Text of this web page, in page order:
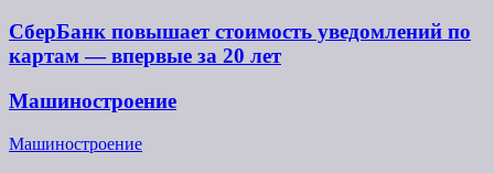
СберБанк повышает стоимость уведомлений по
картам — впервые за 20 лет
Машиностроение
Машиностроение